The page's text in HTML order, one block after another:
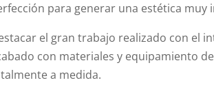
para generar una estética muy
el gran trabajo realizado con el
con materiales y equipamiento
a medida.